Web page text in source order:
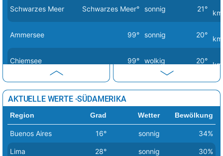
Tirana sonnig 3%
Valletta 17° sonnig 2%
Vatikan Stadt 23° sonnig 0%
Vilnius 7° leichte Schneeschauer 48%
Warschau 11°
Wien Sprühregen 82%
Zagreb sonnig 0%
Schwarzes Meer Schwarzes Meer° sonnig 21°
Ammersee 99° sonnig 20°
Chiemsee 99° wolkig 20°
Mecklenburgische
Seenplatte
99° Sprühregen 14°
Müritz 99° Sprühregen 14°
AKTUELLE WERTE -SÜDAMERIKA
Region Grad Wetter Bewölkung
Buenos Aires 16° sonnig 34%
Lima 28° sonnig 30%